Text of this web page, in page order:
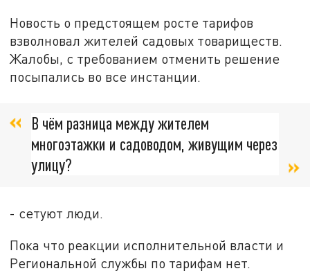
Новость о предстоящем росте тарифов
взволновал жителей садовых товариществ.
Жалобы, с требованием отменить решение
посыпались во все инстанции.
В чём разница между жителем
многоэтажки и садоводом, живущим через
улицу?
- сетуют люди.
Пока что реакции исполнительной власти и
Региональной службы по тарифам нет.